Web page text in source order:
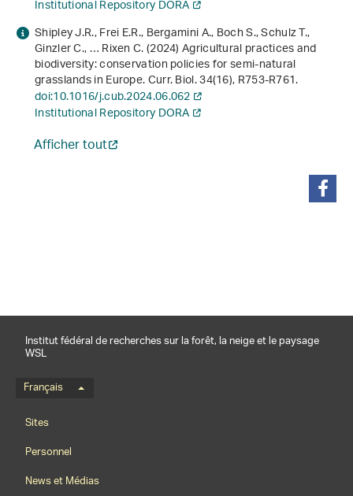
Institutional Repository DORA
Shipley J.R., Frei E.R., Bergamini A., Boch S., Schulz T.,
Ginzler C., … Rixen C. (2024) Agricultural practices and
biodiversity: conservation policies for semi-natural
grasslands in Europe. Curr. Biol.34(16), R753-R761.
doi:10.1016/j.cub.2024.06.062
Institutional Repository DORA
Afficher tout
Institut fédéral de recherches sur la forêt, la neige et le paysage
WSL
Menu de langue
Français
Footernavigation
Sites
Personnel
News et Médias